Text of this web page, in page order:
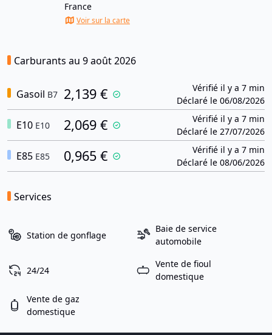
France
Voir sur la carte
Carburants au 9 août 2026
Gasoil B7 2,139 €
Vérifié il y a 7 min
Déclaré le 06/08/2026
E10 E10 2,069 €
Vérifié il y a 7 min
Déclaré le 27/07/2026
E85 E85 0,965 €
Vérifié il y a 7 min
Déclaré le 08/06/2026
Services
Station de gonflage
Baie de service
automobile
24/24
Vente de fioul
domestique
Vente de gaz
domestique